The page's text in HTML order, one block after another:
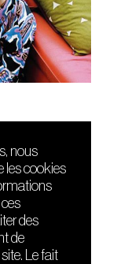
Lyrique
nous
les cookies
des
de
Le fait